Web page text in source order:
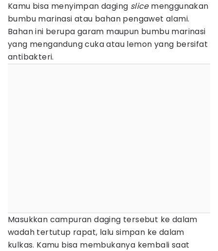
Kamu bisa menyimpan daging slicemenggunakan
bumbu marinasi atau bahan pengawet alami.
Bahan ini berupa garam maupun bumbu marinasi
yang mengandung cuka atau lemon yang bersifat
antibakteri.
Masukkan campuran daging tersebut ke dalam
wadah tertutup rapat, lalu simpan ke dalam
kulkas. Kamu bisa membukanya kembali saat